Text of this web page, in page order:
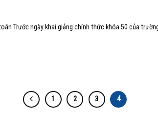
Trước ngày khai giảng chính thức khóa 50 của
1 2 3 4